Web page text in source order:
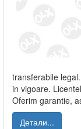
transferabile
in vigoare.
Oferim garantie,
Детали...